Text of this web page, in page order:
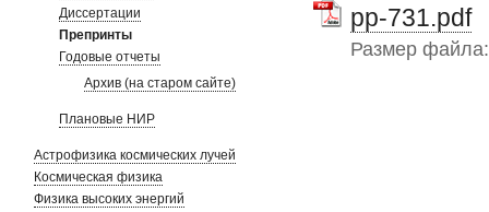
Диссертации
Препринты
Годовые отчеты
Архив (на старом сайте)
Плановые НИР
Астрофизика космических лучей
Космическая физика
Физика высоких энергий
pp-731.pdf
Размер